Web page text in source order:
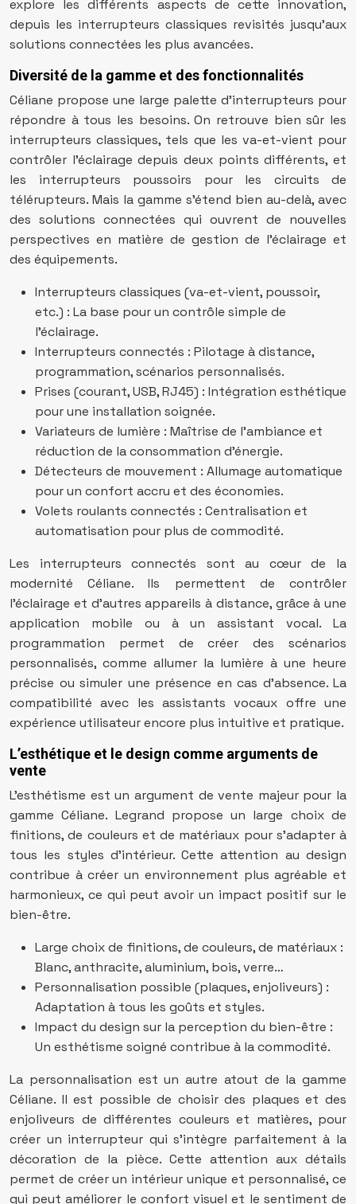
explore les différents aspects de cette innovation,
depuis les interrupteurs classiques revisités jusqu’aux
solutions connectées les plus avancées.
Diversité de la gamme et des fonctionnalités
Céliane propose une large palette d’interrupteurs pour
répondre à tous les besoins. On retrouve bien sûr les
interrupteurs classiques, tels que les va-et-vient pour
contrôler l’éclairage depuis deux points différents, et
les interrupteurs poussoirs pour les circuits de
télérupteurs. Mais la gamme s’étend bien au-delà, avec
des solutions connectées qui ouvrent de nouvelles
perspectives en matière de gestion de l’éclairage et
des équipements.
Interrupteurs classiques (va-et-vient, poussoir,
etc.) : La base pour un contrôle simple de
l’éclairage.
Interrupteurs connectés : Pilotage à distance,
programmation, scénarios personnalisés.
Prises (courant, USB, RJ45) : Intégration esthétique
pour une installation soignée.
Variateurs de lumière : Maîtrise de l’ambiance et
réduction de la consommation d’énergie.
Détecteurs de mouvement : Allumage automatique
pour un confort accru et des économies.
Volets roulants connectés : Centralisation et
automatisation pour plus de commodité.
Les interrupteurs connectés sont au cœur de la
modernité Céliane. Ils permettent de contrôler
l’éclairage et d’autres appareils à distance, grâce à une
application mobile ou à un assistant vocal. La
programmation permet de créer des scénarios
personnalisés, comme allumer la lumière à une heure
précise ou simuler une présence en cas d’absence. La
compatibilité avec les assistants vocaux offre une
expérience utilisateur encore plus intuitive et pratique.
L’esthétique et le design comme arguments de
vente
L’esthétisme est un argument de vente majeur pour la
gamme Céliane. Legrand propose un large choix de
finitions, de couleurs et de matériaux pour s’adapter à
tous les styles d’intérieur. Cette attention au design
contribue à créer un environnement plus agréable et
harmonieux, ce qui peut avoir un impact positif sur le
bien-être.
Large choix de finitions, de couleurs, de matériaux :
Blanc, anthracite, aluminium, bois, verre…
Personnalisation possible (plaques, enjoliveurs) :
Adaptation à tous les goûts et styles.
Impact du design sur la perception du bien-être :
Un esthétisme soigné contribue à la commodité.
La personnalisation est un autre atout de la gamme
Céliane. Il est possible de choisir des plaques et des
enjoliveurs de différentes couleurs et matières, pour
créer un interrupteur qui s’intègre parfaitement à la
décoration de la pièce. Cette attention aux détails
permet de créer un intérieur unique et personnalisé, ce
qui peut améliorer le confort visuel et le sentiment de